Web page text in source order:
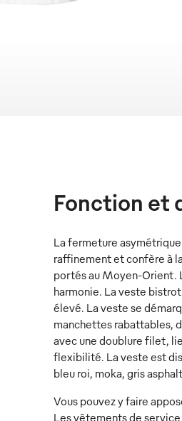
Fonction et
La fermeture
raffinement et confère à
portés au Moyen-Orient.
harmonie. La veste
élevé. La veste se
manchettes rabattables,
avec une doublure filet,
flexibilité. La veste est
bleu roi, moka, gris
Vous pouvez y faire
Les vêtements de